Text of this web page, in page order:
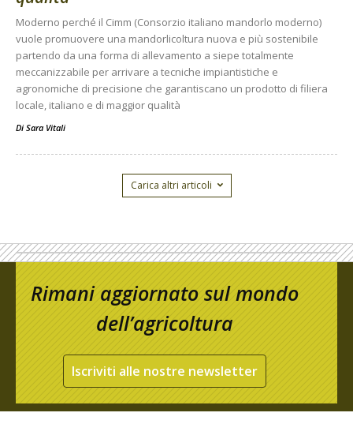
Moderno perché il Cimm (Consorzio italiano mandorlo moderno)
vuole promuovere una mandorlicoltura nuova e più sostenibile
partendo da una forma di allevamento a siepe totalmente
meccanizzabile per arrivare a tecniche impiantistiche e
agronomiche di precisione che garantiscano un prodotto di filiera
locale, italiano e di maggior qualità
Di Sara Vitali
Carica altri articoli
Rimani aggiornato sul mondo
dell’agricoltura
Iscriviti alle nostre newsletter